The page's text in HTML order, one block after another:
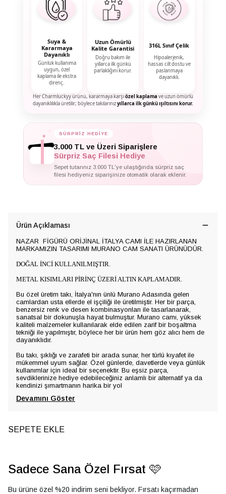
Suya &
Kararmaya
Dayanıklı
Günlük kullanıma
uygun, özel
kaplama ile ekstra
direnç.
Uzun Ömürlü
Kalite Garantisi
Doğru bakım ile
yıllarca ilk günkü
parlaklığını korur.
316L Sınıf Çelik
Hipoalerjenik,
hassas cilt dostu ve
paslanmaya
dayanıklı.
Her Charmluckyy ürünü, kararmaya karşıözel kaplama ve uzun ömürlü
dayanıklılıkla üretilir; böylece takılarınızyıllarca ilk günkü ışıltısını korur.
✦ SÜRPRİZ HEDİYE
3.000 TL ve Üzeri Siparişlere
Sürpriz Saç Filesi Hediye
Sepet tutarınız 3.000 TL'ye ulaştığında sürpriz saç
filesi hediyeniz siparişinize otomatik olarak eklenir.
Ürün Açıklaması
NAZAR FİGÜRÜ ORİJİNAL İTALYA CAMI İLE HAZIRLANAN
MARKAMIZIN TASARIMI MURANO CAM SANATI ÜRÜNÜDÜR.
DOĞAL İNCİ KULLANILMIŞTIR.
METAL KISIMLARI PİRİNÇ ÜZERİ ALTIN KAPLAMADIR.
Bu özel üretim takı, İtalya'nın ünlü Murano Adasında gelen
camlardan usta ellerde el işçiliği ile üretilmiştir. Her bir parça,
benzersiz renk ve desen kombinasyonları ile tasarlanarak,
sanatsal bir dokunuşla hayat bulmuştur. Murano camı, yüksek
kaliteli malzemeler kullanılarak elde edilen zarif bir boşaltma
tekniği ile yapılmıştır, böylece her bir ürün hem göz alıcı hem de
dayanıklıdır.
Bu takı, şıklığı ve zarafeti bir arada sunar, her türlü kıyafet ile
mükemmel uyum sağlar. Özel günlerde, davetlerde veya günlük
kullanımlar için ideal bir seçenektir. Bu eşsiz parça,
sevdiklerinize hediye edebileceğiniz anlamlı bir alternatif ya da
kendinizi şımartmanın harika bir yol
Devamını Göster
SEPETE EKLE
Sadece Sana Özel Fırsat 🩷
Bu ürüne özel %20 indirim seni bekliyor. Fırsatı kaçırmadan